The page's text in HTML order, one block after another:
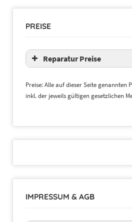
PREISE
Reparatur Preise
Preise: Alle auf dieser Seite genannten
inkl. der jeweils gültigen gesetzlichen
IMPRESSUM & AGB